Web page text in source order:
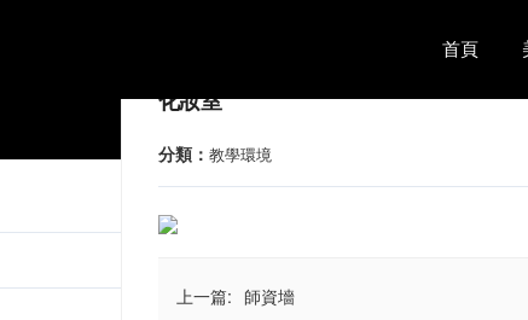
首頁
化妝室
分類： 教學環境
上一篇: 師資墻